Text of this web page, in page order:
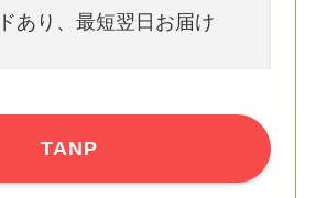
あり、最短翌日お届け
TANP